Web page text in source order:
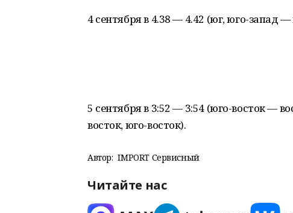
4 сентября в 4.38 — 4.42 (юг, юго-запад —
5 сентября в 3:52 — 3:54 (юго-восток —
восток, юго-восток).
Автор: IMPORT Сервисный
Читайте нас